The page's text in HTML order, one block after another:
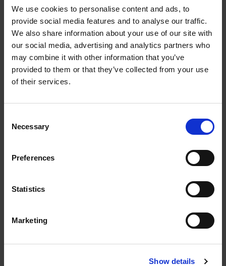
We use cookies to personalise content and ads, to
provide social media features and to analyse our traffic.
We also share information about your use of our site with
our social media, advertising and analytics partners who
may combine it with other information that you’ve
provided to them or that they’ve collected from your use
of their services.
Selection
Necessary
Preferences
Statistics
Marketing
Show details
Bearbeitungsschritt die Qualität oberflächenbehandelter Produkte in
einem Bruchteil der Zeit, die andere Methoden in Anspruch nehmen. In
der Tat sind unsere Bearbeitungslösungen der Extrude Hone®-Reihe in
der Lage, Oberflächen zu erreichen, zu formen und zu veredeln, die Sie
mit bloßem Auge kaum erkennen können. Die daraus resultierenden
Leistungsverbesserungen sind dagegen messbar.
Datenschutzerklärung
Einkaufsbedingungen